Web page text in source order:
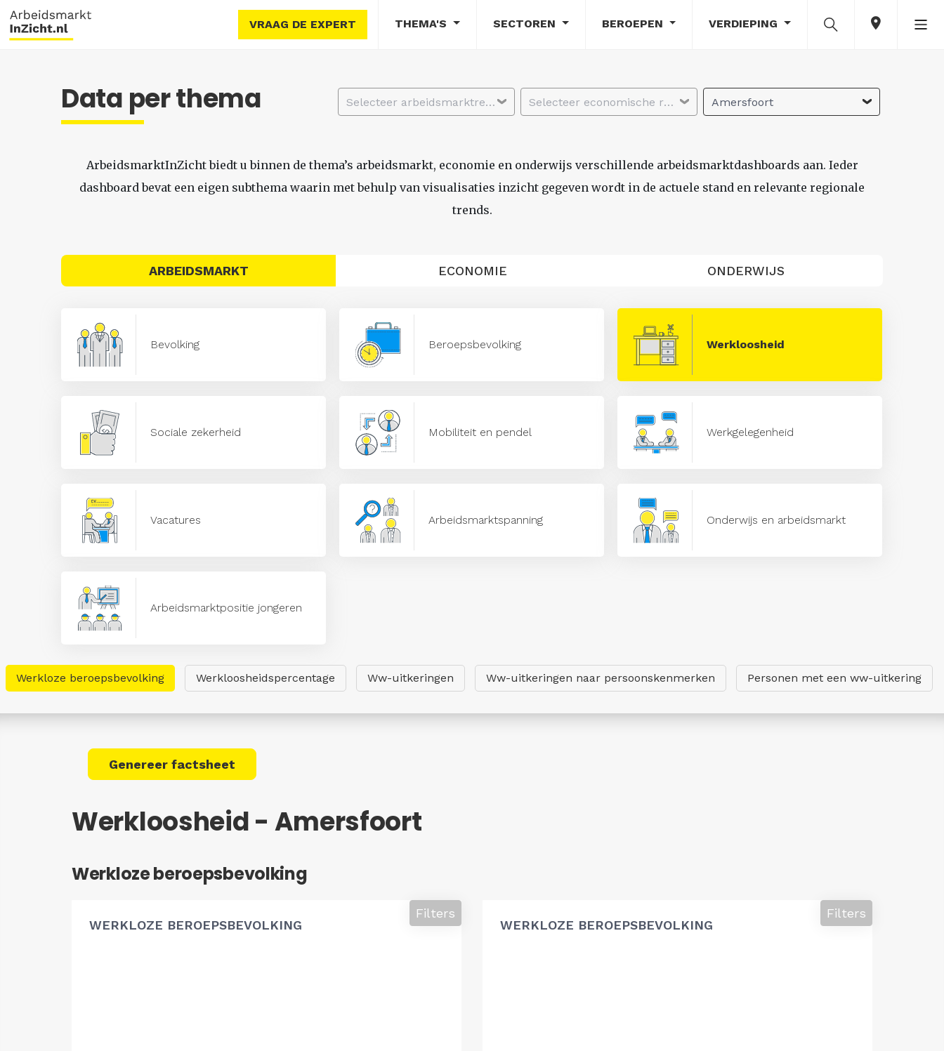
VRAAG DE EXPERT THEMA'S SECTOREN BEROEPEN VERDIEPING
Data per thema Selecteer arbeidsmarktregio Selecteer economische regio Amersfoort
ArbeidsmarktInZicht biedt u binnen de thema’s arbeidsmarkt, economie en onderwijs verschillende arbeidsmarktdashboards aan. Ieder
dashboard bevat een eigen subthema waarin met behulp van visualisaties inzicht gegeven wordt in de actuele stand en relevante regionale
trends.
ARBEIDSMARKT ECONOMIE ONDERWIJS
Bevolking Beroepsbevolking Werkloosheid
Sociale zekerheid Mobiliteit en pendel Werkgelegenheid
Vacatures Arbeidsmarktspanning Onderwijs en arbeidsmarkt
Arbeidsmarktpositie jongeren
Werkloze beroepsbevolking Werkloosheidspercentage Ww-uitkeringen Ww-uitkeringen naar persoonskenmerken Personen met een ww-uitkering
Genereer factsheet
Werkloosheid - Amersfoort
Werkloze beroepsbevolking
WERKLOZE BEROEPSBEVOLKING
Filters
WERKLOZE BEROEPSBEVOLKING
Filters